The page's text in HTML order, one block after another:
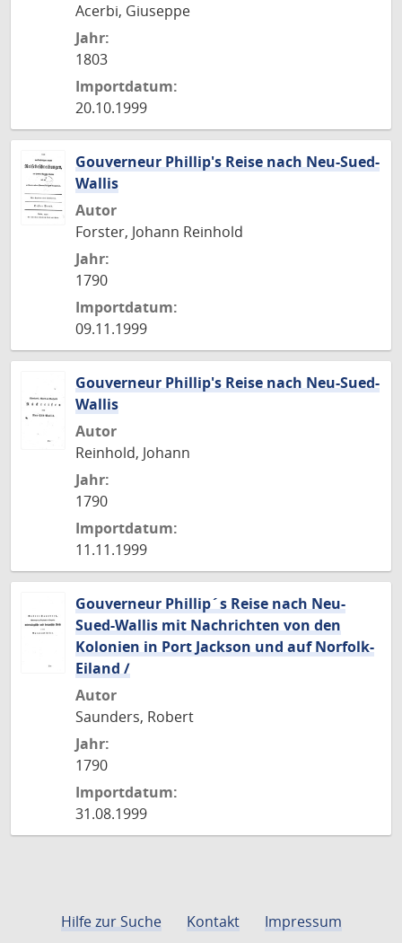
Acerbi, Giuseppe
Jahr:
1803
Importdatum:
20.10.1999
Gouverneur Phillip's Reise nach Neu-Sued-
Wallis
Autor
Forster, Johann Reinhold
Jahr:
1790
Importdatum:
09.11.1999
Gouverneur Phillip's Reise nach Neu-Sued-
Wallis
Autor
Reinhold, Johann
Jahr:
1790
Importdatum:
11.11.1999
Gouverneur Phillip´s Reise nach Neu-
Sued-Wallis mit Nachrichten von den
Kolonien in Port Jackson und auf Norfolk-
Eiland /
Autor
Saunders, Robert
Jahr:
1790
Importdatum:
31.08.1999
Hilfe zur Suche Kontakt
Impressum